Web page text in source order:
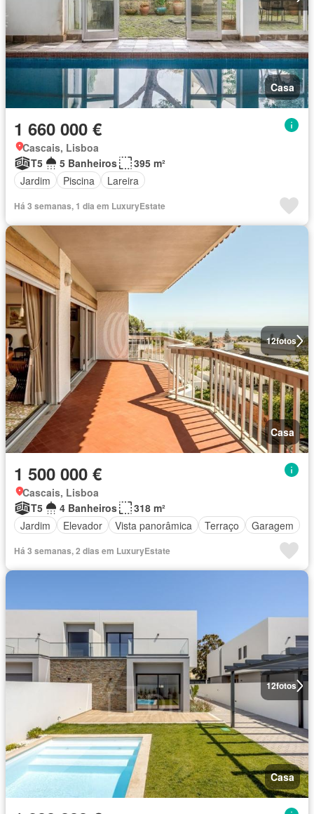
Casa
1 660 000 €
Cascais, Lisboa
T5
5 Banheiros
395 m²
Jardim
Piscina Lareira
Há 3 semanas, 1 dia em LuxuryEstate
12fotos
Casa
1 500 000 €
Cascais, Lisboa
T5
4 Banheiros
318 m²
Jardim
Elevador Vista panorâmica Terraço Garagem
Há 3 semanas, 2 dias em LuxuryEstate
12fotos
Casa